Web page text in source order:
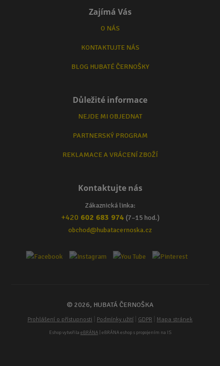
Zajímá Vás
O NÁS
KONTAKTUJTE NÁS
BLOG HUBATÉ ČERNOŠKY
Důležité informace
NEJDE MI OBJEDNAT
PARTNERSKÝ PROGRAM
REKLAMACE A VRÁCENÍ ZBOŽÍ
Kontaktujte nás
Zákaznická linka:
+420 602 683 974 (7–15 hod.)
obchod@hubatacernoska.cz
© 2026, HUBATÁ ČERNOŠKA
Prohlášení o přístupnosti Podmínky užití GDPR Mapa stránek
Eshop vytvořila eBRÁNA| eBRÁNA eshop s propojením na IS